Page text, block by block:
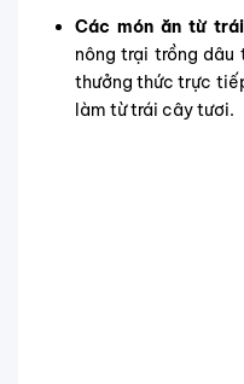
Các món ăn từ
nông trại trồng
thưởng thức trực
làm từ trái cây tươi.